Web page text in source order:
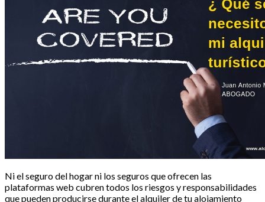
Ni el seguro del hogar ni los seguros que ofrecen las
plataformas web cubren todos los riesgos y responsabilidades
que pueden producirse durante el alquiler de tu alojamiento